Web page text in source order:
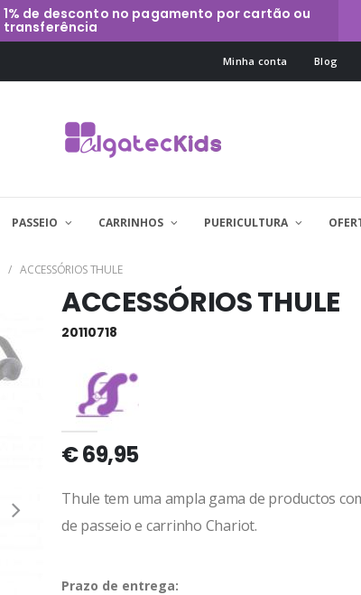
1% de desconto no pagamento por cartão ou
transferência
Minha conta Blog
PASSEIO CARRINHOS PUERICULTURA
ACCESSÓRIOS THULE
ACCESSÓRIOS THULE
20110718
€ 69,95
Thule tem uma ampla gama de productos
de passeio e carrinho Chariot.
Prazo de entrega: